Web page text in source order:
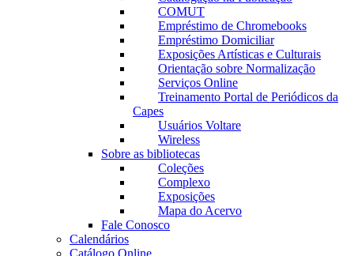
COMUT
Empréstimo de Chromebooks
Empréstimo Domiciliar
Exposições Artísticas e Culturais
Orientação sobre Normalização
Serviços Online
Treinamento Portal de Periódicos da
Capes
Usuários Voltare
Wireless
Sobre as bibliotecas
Coleções
Complexo
Exposições
Mapa do Acervo
Fale Conosco
Calendários